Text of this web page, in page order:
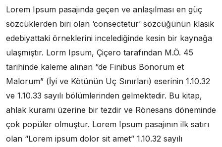
Lorem Ipsum pasajında geçen ve anlaşılması en güç
sözcüklerden biri olan ‘consectetur’ sözcüğünün klasik
edebiyattaki örneklerini incelediğinde kesin bir kaynağa
ulaşmıştır. Lorm Ipsum, Çiçero tarafından M.Ö. 45
tarihinde kaleme alınan “de Finibus Bonorum et
Malorum” (İyi ve Kötünün Uç Sınırları) eserinin 1.10.32
ve 1.10.33 sayılı bölümlerinden gelmektedir. Bu kitap,
ahlak kuramı üzerine bir tezdir ve Rönesans döneminde
çok popüler olmuştur. Lorem Ipsum pasajının ilk satırı
olan “Lorem ipsum dolor sit amet” 1.10.32 sayılı